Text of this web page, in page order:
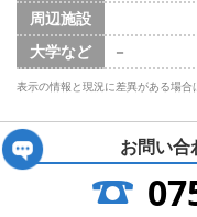
周辺施設
大学など
－
表示の情報と現況に差異がある場合
お問い合